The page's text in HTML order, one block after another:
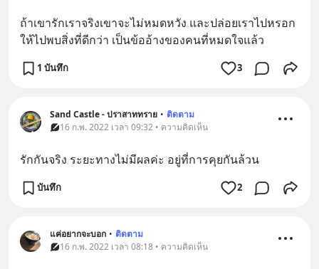
ถ้าเขารักเราจริงเขาจะไม่หมดหวัง และปล่อยเราไปหรอก
ให้ไปพบสิ่งที่ดีกว่า เป็นข้ออ้างของคนที่หมดใจแล้ว
1 บันทึก 3
Sand Castle - ปราสาททราย • ติดตาม
16 ก.พ. 2022 เวลา 09:32 • ความคิดเห็น
รักกันจริง ระยะทางไม่มีผลค่ะ อยู่ที่การคุยกันล้วน
บันทึก 2
แค่อยากจะบอก • ติดตาม
16 ก.พ. 2022 เวลา 08:18 • ความคิดเห็น